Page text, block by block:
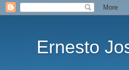
Ernesto